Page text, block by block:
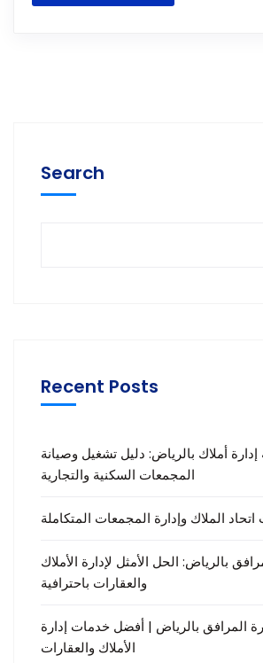
Search
Recent Posts
أملاك بالرياض: دليل تشغيل وصيانة
المجمعات السكنية والتجارية
الملاك وإدارة المجمعات المتكاملة
بالرياض: الحل الأمثل لإدارة الأملاك
والعقارات باحترافية
المرافق بالرياض | أفضل خدمات إدارة
الأملاك والعقارات